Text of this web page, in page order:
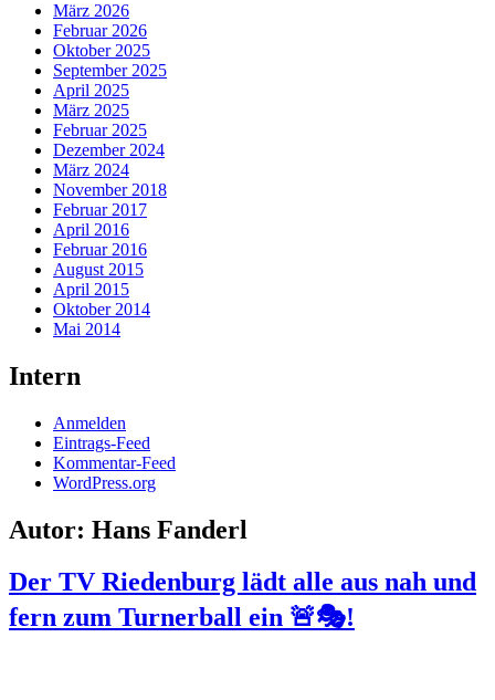
März 2026
Februar 2026
Oktober 2025
September 2025
April 2025
März 2025
Februar 2025
Dezember 2024
März 2024
November 2018
Februar 2017
April 2016
Februar 2016
August 2015
April 2015
Oktober 2014
Mai 2014
Intern
Anmelden
Eintrags-Feed
Kommentar-Feed
WordPress.org
Autor: Hans Fanderl
Der TV Riedenburg lädt alle aus nah und
fern zum Turnerball ein 🚨🎭!